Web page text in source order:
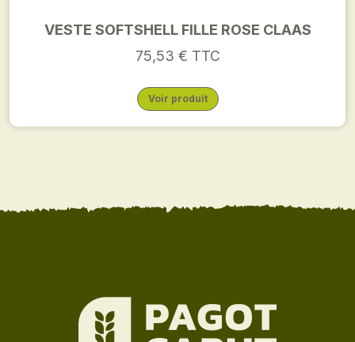
VESTE SOFTSHELL FILLE ROSE CLAAS
75,53 € TTC
Voir produit